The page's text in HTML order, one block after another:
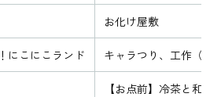
お化け屋敷
にこにこランド キャラつり、工作（ブ
【お点前】冷茶と和菓